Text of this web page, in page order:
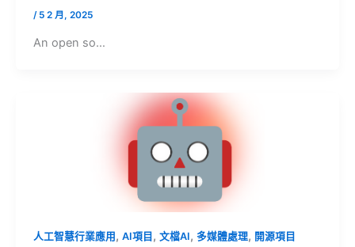
/ 5 2 月, 2025
An open so…
人工智慧行業應用 , AI項目 , 文檔AI, 多媒體處理, 開源項目